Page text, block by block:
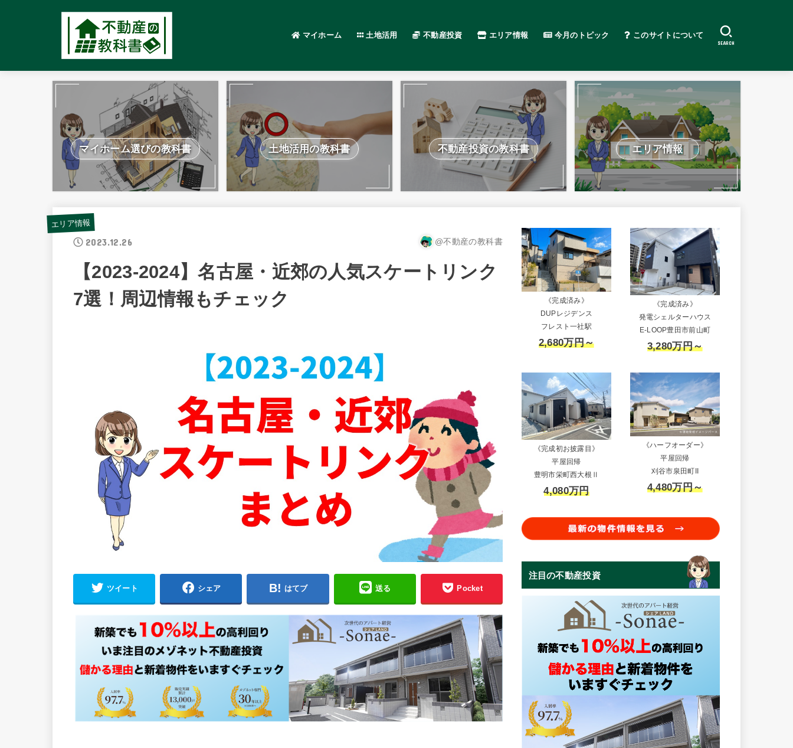
マイホーム 土地活用 不動産投資 エリア情報 今月のトピック このサイトについて
SEARCH
マイホーム選びの教科書 土地活用の教科書 不動産投資の教科書 エリア情報
エリア情報
2023.12.26 @不動産の教科書
【2023-2024】名古屋・近郊の人気スケートリンク
7選！周辺情報もチェック
ツイート シェア はてブ 送る Pocket
《完成済み》
DUPレジデンス
フレスト一社駅
2,680万円～
《完成済み》
発電シェルターハウス
E-LOOP豊田市前山町
3,280万円～
《完成初お披露目》
平屋回帰
豊明市栄町西大根Ⅱ
4,080万円
《ハーフオーダー》
平屋回帰
刈谷市泉田町II
4,480万円～
注目の不動産投資